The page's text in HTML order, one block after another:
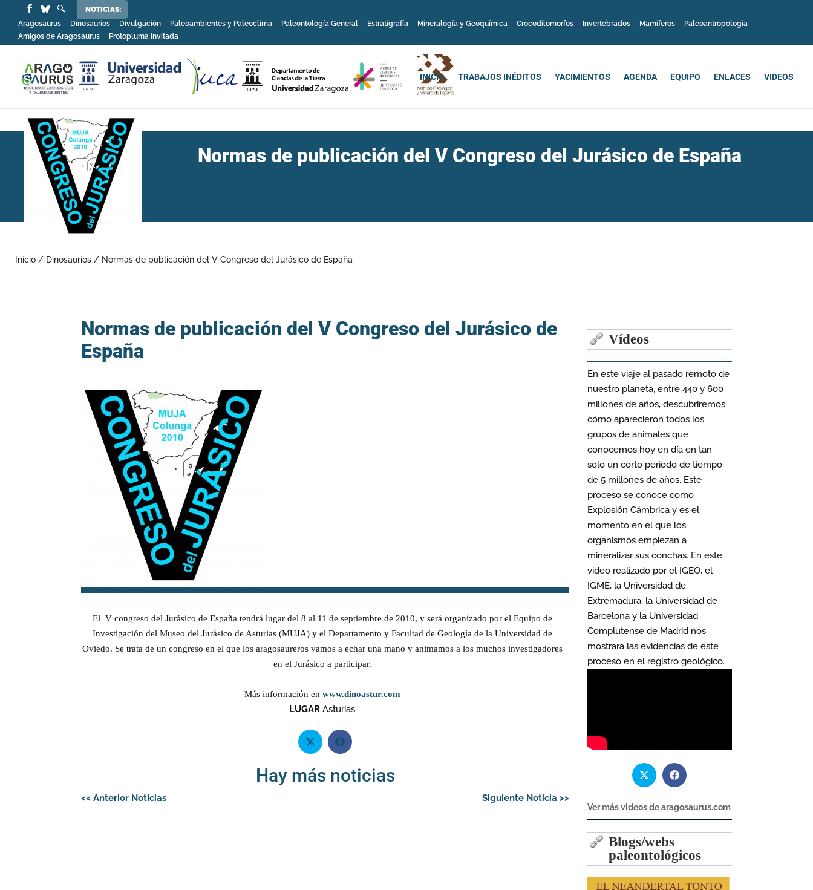
NOTICIAS:
Aragosaurus
Dinosaurios Divulgación Paleoambientes y Paleoclima Paleontología General Estratigrafía Mineralogía y Geoquímica Crocodilomorfos Invertebrados Mamiferos
Paleoantropologia
Amigos de Aragosaurus
Protopluma invitada
INICIO TRABAJOS INÉDITOS YACIMIENTOS AGENDA EQUIPO ENLACES VIDEOS
Normas de publicación del V Congreso del Jurásico de España
Inicio / Dinosaurios / Normas de publicación del V Congreso del Jurásico de España
Normas de publicación del V Congreso del Jurásico de
España
El V congreso del Jurásico de España tendrá lugar del 8 al 11 de septiembre de 2010, y será organizado por el Equipo de
Investigación del Museo del Jurásico de Asturias (MUJA) y el Departamento y Facultad de Geología de la Universidad de
Oviedo. Se trata de un congreso en el que los aragosaureros vamos a echar una mano y animamos a los muchos investigadores
en el Jurásico a participar.
Más información en www.dinoastur.com
LUGAR Asturias
Hay más noticias
Navegación
<<Anterior Noticias Siguiente Noticia >>
Vídeos
En este viaje al pasado remoto de
nuestro planeta, entre 440 y 600
millones de años, descubriremos
cómo aparecieron todos los
grupos de animales que
conocemos hoy en día en tan
solo un corto periodo de tiempo
de 5 millones de años. Este
proceso se conoce como
Explosión Cámbrica y es el
momento en el que los
organismos empiezan a
mineralizar sus conchas. En este
video realizado por el IGEO, el
IGME, la Universidad de
Extremadura, la Universidad de
Barcelona y la Universidad
Complutense de Madrid nos
mostrará las evidencias de este
proceso en el registro geológico.
Ver más videos de aragosaurus.com
Blogs/webs
paleontológicos